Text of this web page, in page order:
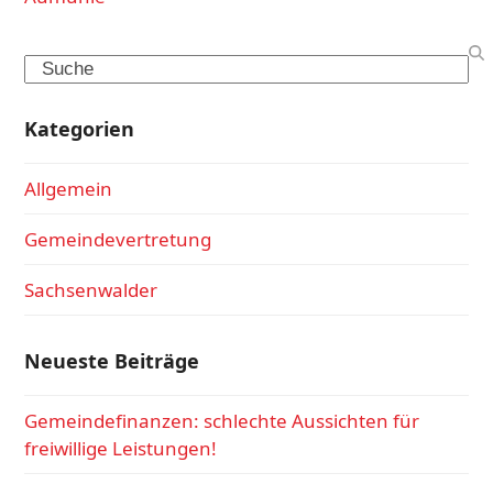
Search
Kategorien
Allgemein
Gemeindevertretung
Sachsenwalder
Neueste Beiträge
Gemeindefinanzen: schlechte Aussichten für
freiwillige Leistungen!